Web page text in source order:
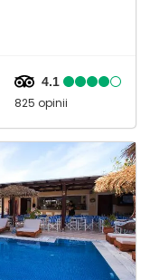
4.1
825 opinii